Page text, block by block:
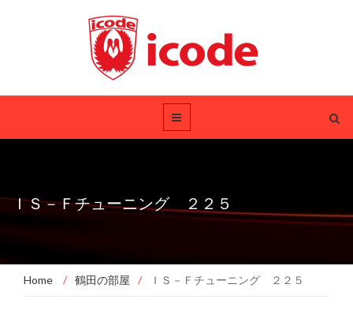
ＩＳ－Ｆチューニング ２２５
Home / 鶴田の部屋 / ＩＳ－Ｆチューニング ２２５